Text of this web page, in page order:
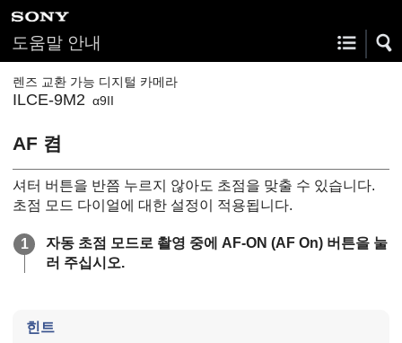
도움말 안내
렌즈 교환 가능 디지털 카메라
ILCE-9M2 α9II
AF 켬
셔터 버튼을 반쯤 누르지 않아도 초점을 맞출 수 있습니다.
초점 모드 다이얼에 대한 설정이 적용됩니다.
자동 초점 모드로 촬영 중에 AF-ON (AF On) 버튼을 눌
러 주십시오.
힌트